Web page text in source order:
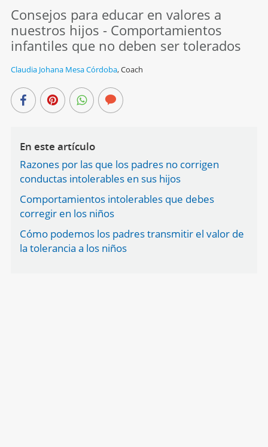
Consejos para educar en valores a
nuestros hijos - Comportamientos
infantiles que no deben ser tolerados
Claudia Johana Mesa Córdoba,Coach
En este artículo
Razones por las que los padres no corrigen
conductas intolerables en sus hijos
Comportamientos intolerables que debes
corregir en los niños
Cómo podemos los padres transmitir el valor de
la tolerancia a los niños